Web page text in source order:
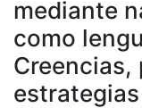
mediante
como
Creencias,
estrategias